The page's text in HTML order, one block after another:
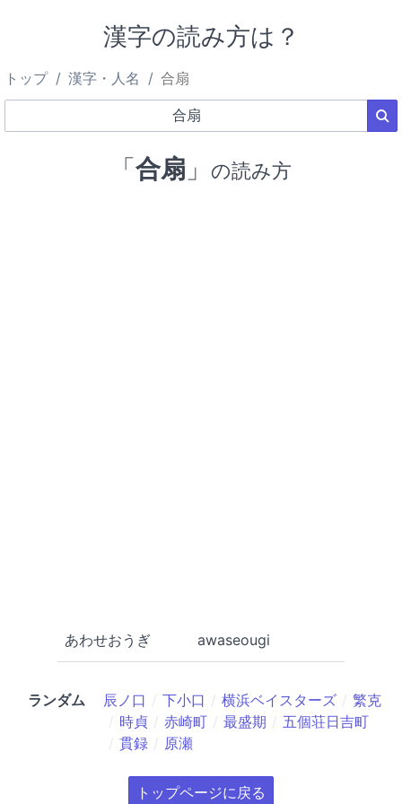
漢字の読み方は？
トップ 漢字・人名 合扇
「合扇 」 の読み方
あわせおうぎ awaseougi
ランダム 辰ノ口 下小口 横浜ベイスターズ
繁克
時貞
赤崎町 最盛期
五個荘日吉町
貫録
原瀬
トップページに戻る